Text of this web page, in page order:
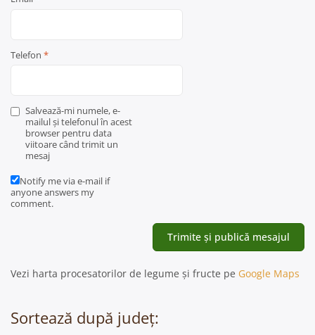
Telefon *
Salvează-mi numele, e-
mailul și telefonul în acest
browser pentru data
viitoare când trimit un
mesaj
Notify me via e-mail if
anyone answers my
comment.
Vezi harta procesatorilor de legume și fructe pe Google Maps
Sortează după județ: